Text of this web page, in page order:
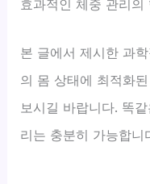
효과적인 체중 관리의
본 글에서 제시한 과
의 몸 상태에 최적화
보시길 바랍니다. 똑
리는 충분히 가능합니